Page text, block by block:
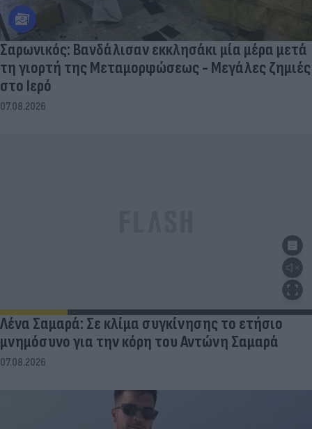
Σαρωνικός: Βανδάλισαν εκκλησάκι μία μέρα μετά
τη γιορτή της Μεταμορφώσεως - Μεγάλες ζημιές
στο Ιερό
07.08.2026
Λένα Σαμαρά: Σε κλίμα συγκίνησης το ετήσιο
μνημόσυνο για την κόρη του Αντώνη Σαμαρά
07.08.2026